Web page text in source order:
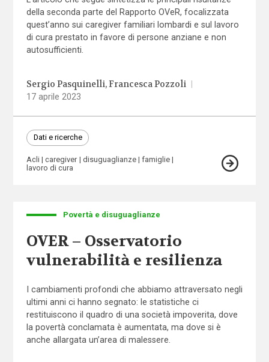
della seconda parte del Rapporto OVeR, focalizzata
quest’anno sui caregiver familiari lombardi e sul lavoro
di cura prestato in favore di persone anziane e non
autosufficienti.
Sergio Pasquinelli Francesca Pozzoli
17 aprile 2023
Dati e ricerche
Acli caregiver disuguaglianze
famiglie
lavoro di cura
Povertà e disuguaglianze
OVER – Osservatorio
vulnerabilità e resilienza
I cambiamenti profondi che abbiamo attraversato negli
ultimi anni ci hanno segnato: le statistiche ci
restituiscono il quadro di una società impoverita, dove
la povertà conclamata è aumentata, ma dove si è
anche allargata un’area di malessere.